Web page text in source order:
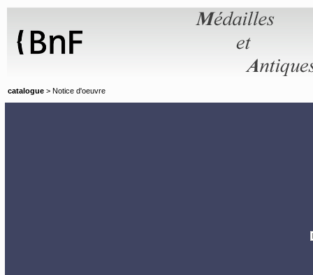
catalogue > Notice d'oeuvre